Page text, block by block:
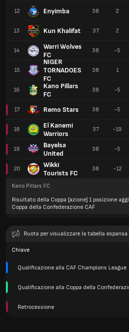
12 Enyimba
13 Kun Khalifat
14
Warri Wolves
FC
15
NIGER
TORNADOES
FC
16
Kano Pillars
FC
17 Remo Stars
18
El Kanemi
Warriors
19
Bayelsa
United
20
Wikki
Tourists FC
38 2
37 2
38 -5
38 1
38 -5
38 -5
37 -19
38 -5
38 -12
Kano Pillars FC
Risultato della Coppa [azione] 1 posizione
Coppa della Confederazione CAF
Ruota per visualizzare la tabella espansa
Chiave
Qualificazione alla CAF Champions League
Qualificazione alla Coppa della
Retrocessione